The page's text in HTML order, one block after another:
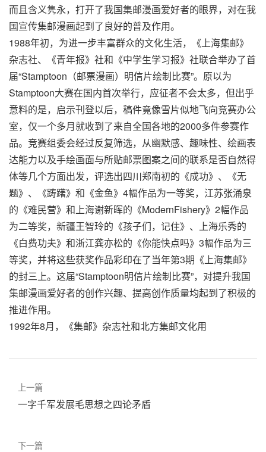
而且含义隽永，打开了我国集邮漫画爱好者的眼界，对在我
国宣传集邮漫画起到了良好的普及作用。
1988年初，为进一步丰富群众的文化生活，《上海集邮》
杂志社、《青年报》社和《中学生学习报》社联合举办了首
届“Stamptoon（邮票漫画）明信片绘制比赛”。原以为
Stamptoon大赛在国内首次举行，应征者不会太多，但出乎
意料的是，启示刊登以后，稿件竟像雪片似地飞向竞赛办公
室，仅一个多月就收到了来自全国各地的2000多件参赛作
品。竞赛组委会经过反复筛选，从幽默感、趣味性、绘画表
达能力以及手绘画面与所贴邮票图案之间的联系是否自然得
体等几个方面出发，评选出四川郑南初的《成功》、《无
题》、《踌躇》和《金鱼》4幅作品为一等奖，江苏张涌泉
的《难民营》和上海谢新晖的《ModernFishery》2幅作品
为二等奖，新疆王智玲的《孩子们，记住》、上海乐秀的
《白费功夫》和浙江龚亦松的《你能快点吗》3幅作品为三
等奖，并将这些获奖作品彩印在了当年第3期《上海集邮》
的封三上。这届“Stamptoon明信片绘制比赛”，对提升我国
集邮漫画爱好者的创作兴趣、提高创作质量均起到了积极的
推进作用。
1992年8月，《集邮》杂志社和北方集邮文化用
上一篇
一字千军发展毛思想之四论矛盾
下一篇